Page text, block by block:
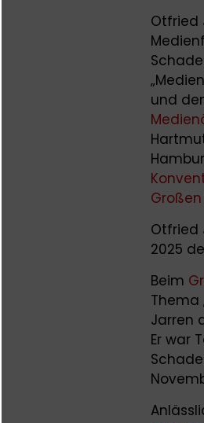
Otfried
und
Großen
Otfried
2025
Beim
Thema
Jarren
Er war